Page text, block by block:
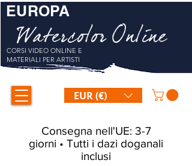
Watercolor Online
CORSI VIDEO ONLINE E
MATERIALI PER ARTISTI
EUR (€)
EUROPA
Consegna nell'UE: 3-7
giorni • Tutti i dazi doganali
inclusi